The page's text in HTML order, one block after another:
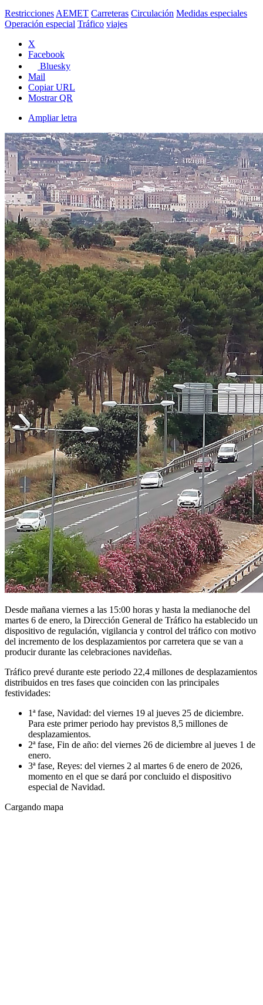
Restricciones AEMET Carreteras Circulación Medidas especiales
Operación especial Tráfico viajes
X
Facebook
Bluesky
Mail
Copiar URL
Mostrar QR
Ampliar letra
Desde mañana viernes a las 15:00 horas y hasta la medianoche del
martes 6 de enero, la Dirección General de Tráfico ha establecido un
dispositivo de regulación, vigilancia y control del tráfico con motivo
del incremento de los desplazamientos por carretera que se van a
producir durante las celebraciones navideñas.
Tráfico prevé durante este periodo 22,4 millones de desplazamientos
distribuidos en tres fases que coinciden con las principales
festividades:
1ª fase, Navidad: del viernes 19 al jueves 25 de diciembre.
Para este primer periodo hay previstos 8,5 millones de
desplazamientos.
2ª fase, Fin de año: del viernes 26 de diciembre al jueves 1 de
enero.
3ª fase, Reyes: del viernes 2 al martes 6 de enero de 2026,
momento en el que se dará por concluido el dispositivo
especial de Navidad.
Cargando mapa